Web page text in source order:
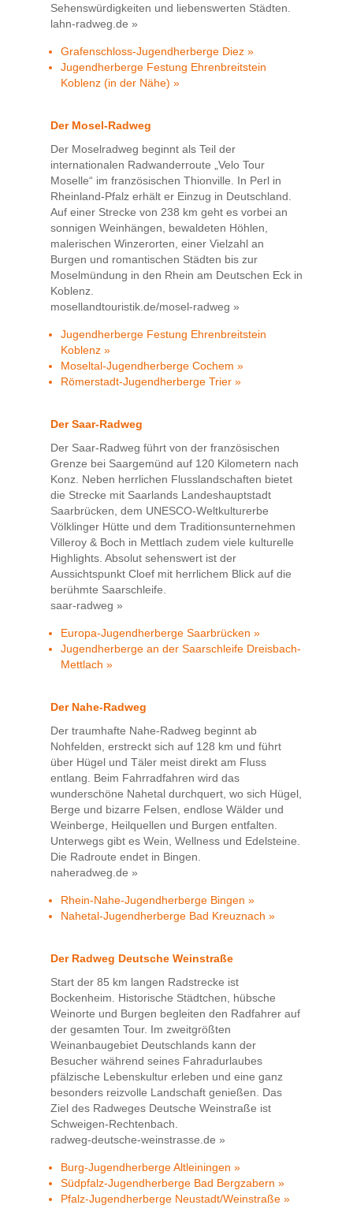
Sehenswürdigkeiten und liebenswerten Städten.
lahn-radweg.de »
Grafenschloss-Jugendherberge Diez »
Jugendherberge Festung Ehrenbreitstein
Koblenz (in der Nähe) »
Der Mosel-Radweg
Der Moselradweg beginnt als Teil der
internationalen Radwanderroute „Velo Tour
Moselle“ im französischen Thionville. In Perl in
Rheinland-Pfalz erhält er Einzug in Deutschland.
Auf einer Strecke von 238 km geht es vorbei an
sonnigen Weinhängen, bewaldeten Höhlen,
malerischen Winzerorten, einer Vielzahl an
Burgen und romantischen Städten bis zur
Moselmündung in den Rhein am Deutschen Eck in
Koblenz.
mosellandtouristik.de/mosel-radweg »
Jugendherberge Festung Ehrenbreitstein
Koblenz »
Moseltal-Jugendherberge Cochem »
Römerstadt-Jugendherberge Trier »
Der Saar-Radweg
Der Saar-Radweg führt von der französischen
Grenze bei Saargemünd auf 120 Kilometern nach
Konz. Neben herrlichen Flusslandschaften bietet
die Strecke mit Saarlands Landeshauptstadt
Saarbrücken, dem UNESCO-Weltkulturerbe
Völklinger Hütte und dem Traditionsunternehmen
Villeroy & Boch in Mettlach zudem viele kulturelle
Highlights. Absolut sehenswert ist der
Aussichtspunkt Cloef mit herrlichem Blick auf die
berühmte Saarschleife.
saar-radweg »
Europa-Jugendherberge Saarbrücken »
Jugendherberge an der Saarschleife Dreisbach-
Mettlach »
Der Nahe-Radweg
Der traumhafte Nahe-Radweg beginnt ab
Nohfelden, erstreckt sich auf 128 km und führt
über Hügel und Täler meist direkt am Fluss
entlang. Beim Fahrradfahren wird das
wunderschöne Nahetal durchquert, wo sich Hügel,
Berge und bizarre Felsen, endlose Wälder und
Weinberge, Heilquellen und Burgen entfalten.
Unterwegs gibt es Wein, Wellness und Edelsteine.
Die Radroute endet in Bingen.
naheradweg.de »
Rhein-Nahe-Jugendherberge Bingen »
Nahetal-Jugendherberge Bad Kreuznach »
Der Radweg Deutsche Weinstraße
Start der 85 km langen Radstrecke ist
Bockenheim. Historische Städtchen, hübsche
Weinorte und Burgen begleiten den Radfahrer auf
der gesamten Tour. Im zweitgrößten
Weinanbaugebiet Deutschlands kann der
Besucher während seines Fahradurlaubes
pfälzische Lebenskultur erleben und eine ganz
besonders reizvolle Landschaft genießen. Das
Ziel des Radweges Deutsche Weinstraße ist
Schweigen-Rechtenbach.
radweg-deutsche-weinstrasse.de »
Burg-Jugendherberge Altleiningen »
Südpfalz-Jugendherberge Bad Bergzabern »
Pfalz-Jugendherberge Neustadt/Weinstraße »